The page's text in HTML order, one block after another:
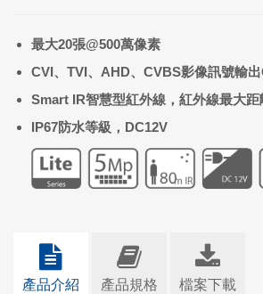
最大20張@500萬像素
CVI、 TVI、 AHD、 CVBS影像訊號輸出
Smart IR智慧型紅外線，紅外線最大距
IP67防水等級， DC12V
產品介紹 產品規格 檔案下載